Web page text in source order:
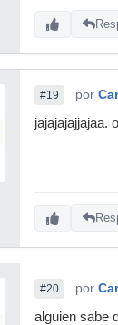
#19 por
jajajajajjajaa.
#20 por
alguien sabe